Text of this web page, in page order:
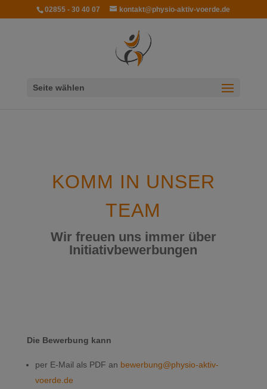
02855 - 30 40 07 kontakt@physio-aktiv-voerde.de
Seite wählen
KOMM IN UNSER
TEAM
Wir freuen uns immer über
Initiativbewerbungen
Die Bewerbung kann
per E-Mail als PDF an bewerbung@physio-aktiv-
voerde.de
modal-check